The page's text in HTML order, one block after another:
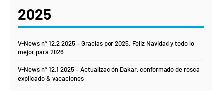
2025
V-News nº 12.2 2025 – Gracias por 2025. Feliz Navidad y todo lo
mejor para 2026
V-News nº 12.1 2025 – Actualización Dakar, conformado de rosca
explicado & vacaciones